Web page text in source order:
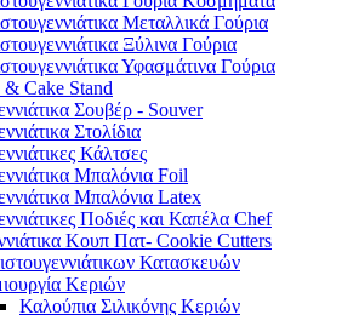
Μεταλλικά Γούρια
Ξύλινα Γούρια
Υφασμάτινα Γούρια
Cake Stand
Σουβέρ - Souver
Στολίδια
Κάλτσες
Μπαλόνια Foil
Μπαλόνια Latex
Ποδιές και Καπέλα Chef
Κουπ Πατ- Cookie Cutters
Κατασκευών
Κεριών
Καλούπια Σιλικόνης Κεριών